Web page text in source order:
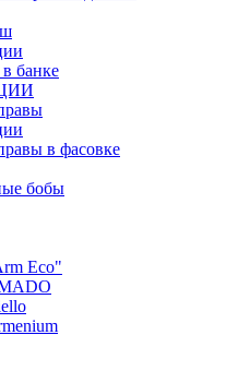
банке
в фасовке
бобы
Eco"